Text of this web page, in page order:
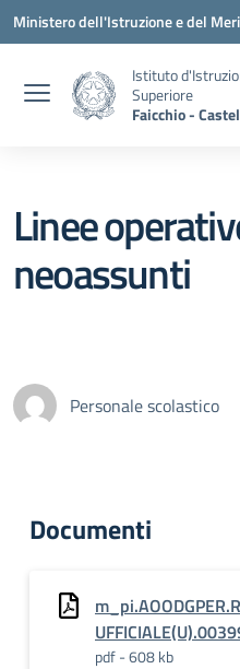
Vai ai contenuti
Vai al menu di navigazione
Vai al footer
Ministero dell'Istruzione e del
Istituto
Superiore
Faicchio -
Linee
neoassunti
Personale scolastico
Documenti
pdf - 608 kb